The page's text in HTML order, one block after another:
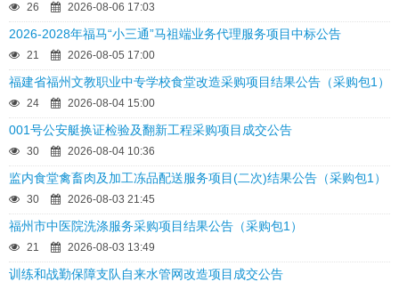
26 2026-08-06 17:03
2026-2028年福马“小三通”马祖端业务代理服务项目中标公告
21 2026-08-05 17:00
福建省福州文教职业中专学校食堂改造采购项目结果公告（采购包1）
24 2026-08-04 15:00
001号公安艇换证检验及翻新工程采购项目成交公告
30 2026-08-04 10:36
监内食堂禽畜肉及加工冻品配送服务项目(二次)结果公告（采购包1）
30 2026-08-03 21:45
福州市中医院洗涤服务采购项目结果公告（采购包1）
21 2026-08-03 13:49
训练和战勤保障支队自来水管网改造项目成交公告